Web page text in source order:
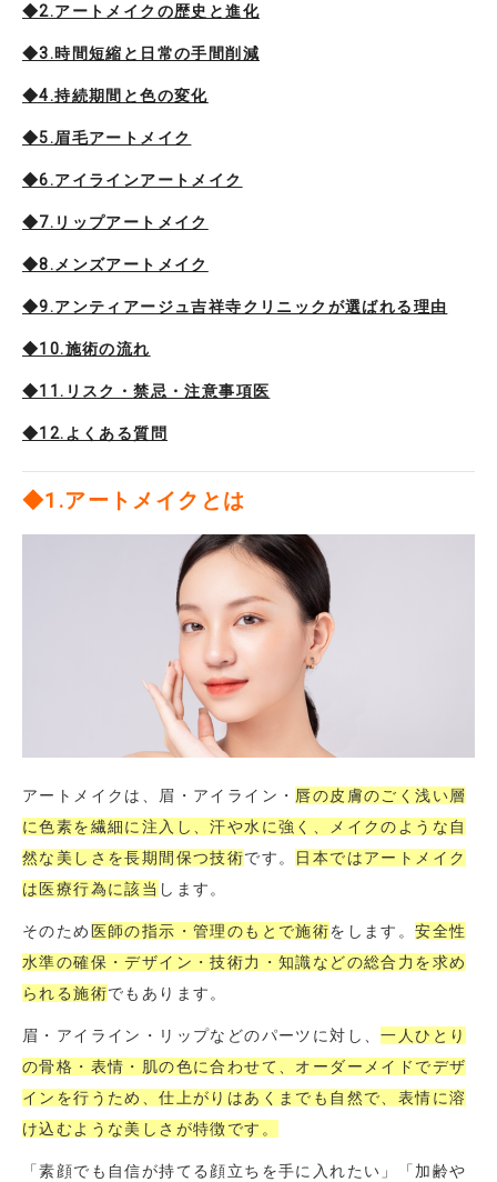
◆2.アートメイクの歴史と進化
◆3.時間短縮と日常の手間削減
◆4.持続期間と色の変化
◆5.眉毛アートメイク
◆6.アイラインアートメイク
◆7.リップアートメイク
◆8.メンズアートメイク
◆9.アンティアージュ吉祥寺クリニックが選ばれる理由
◆10.施術の流れ
◆11.リスク・禁忌・注意事項医
◆12.よくある質問
◆1.アートメイクとは
アートメイクは、眉・アイライン・ 唇の皮膚のごく浅い層
に色素を繊細に注入し、汗や水に強く、メイクのような自
然な美しさを長期間保つ技術です。 日本ではアートメイク
は医療行為に該当 します。
そのため 医師の指示・管理のもとで施術をします。安全性
水準の確保・デザイン・技術力・知識などの総合力を求め
られる施術でもあります。
眉・アイライン・リップなどのパーツに対し、一人ひとり
の骨格・表情・肌の色に合わせて、オーダーメイドでデザ
インを行うため、仕上がりはあくまでも自然で、表情に溶
け込むような美しさが特徴です。
「素顔でも自信が持てる顔立ちを手に入れたい」「加齢や